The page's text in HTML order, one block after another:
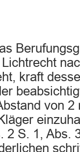
kraft
von 2
2 S. 1, Abs.